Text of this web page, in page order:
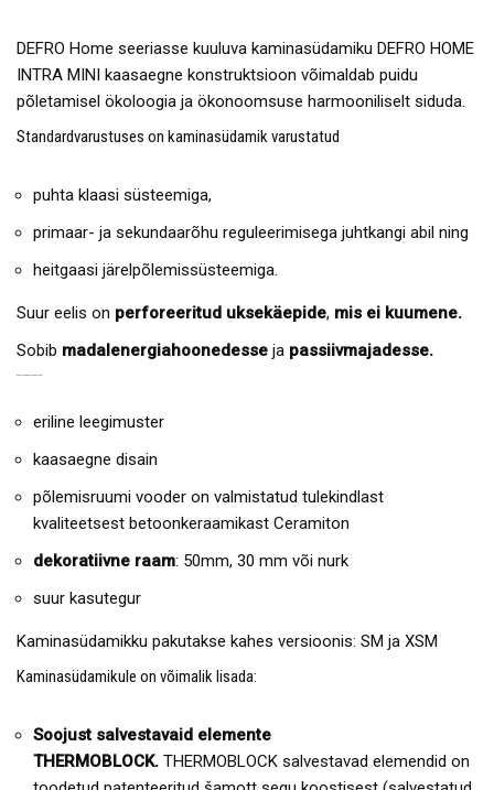
DEFRO Home seeriasse kuuluva kaminasüdamiku DEFRO HOME
INTRA MINI kaasaegne konstruktsioon võimaldab puidu
põletamisel ökoloogia ja ökonoomsuse harmooniliselt siduda.
Standardvarustuses on kaminasüdamik varustatud
puhta klaasi süsteemiga,
primaar- ja sekundaarõhu reguleerimisega juhtkangi abil ning
heitgaasi järelpõlemissüsteemiga.
Suur eelis on perforeeritud uksekäepide, mis ei kuumene.
Sobib madalenergiahoonedesse ja passiivmajadesse.
eriline leegimuster
kaasaegne disain
põlemisruumi vooder on valmistatud tulekindlast
kvaliteetsest betoonkeraamikast Ceramiton
dekoratiivne raam: 50mm, 30 mm või nurk
suur kasutegur
Kaminasüdamikku pakutakse kahes versioonis: SM ja XSM
Kaminasüdamikule on võimalik lisada:
Soojust salvestavaid elemente
THERMOBLOCK. THERMOBLOCK salvestavad elemendid on